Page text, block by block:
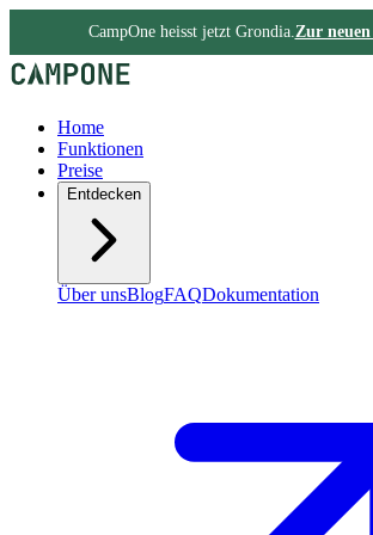
CampOne heisst jetzt Grondia.Zur neuen
Home
Funktionen
Preise
Entdecken
Über unsBlogFAQDokumentation